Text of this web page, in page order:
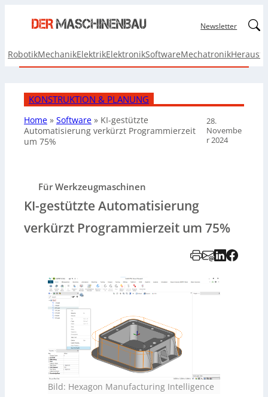
Newsletter
RobotikMechanikElektrikElektronikSoftwareMechatronik
KONSTRUKTION & PLANUNG
Home » Software » KI-gestützte
Automatisierung verkürzt Programmierzeit
um 75%
28.
Novembe
r 2024
Für Werkzeugmaschinen
KI-gestützte Automatisierung
verkürzt Programmierzeit um 75%
Bild: Hexagon Manufacturing Intelligence